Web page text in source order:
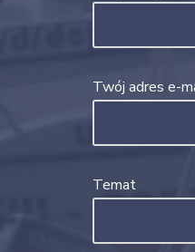
Twój adres e-
Temat